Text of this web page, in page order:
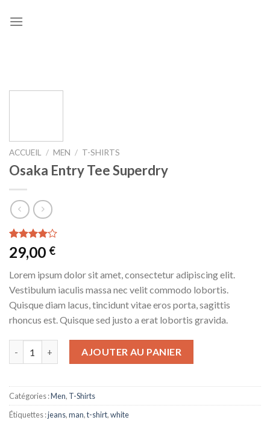
ACCUEIL / MEN / T-SHIRTS
Osaka Entry Tee Superdry
Noté
4.00sur
sur
4
notations
client
29,00 €
Lorem ipsum dolor sit amet, consectetur adipiscing elit.
Vestibulum iaculis massa nec velit commodo lobortis.
Quisque diam lacus, tincidunt vitae eros porta, sagittis
rhoncus est. Quisque sed justo a erat lobortis gravida.
AJOUTER AU PANIER
Catégories :Men, T-Shirts
Étiquettes :jeans,man,t-shirt,white